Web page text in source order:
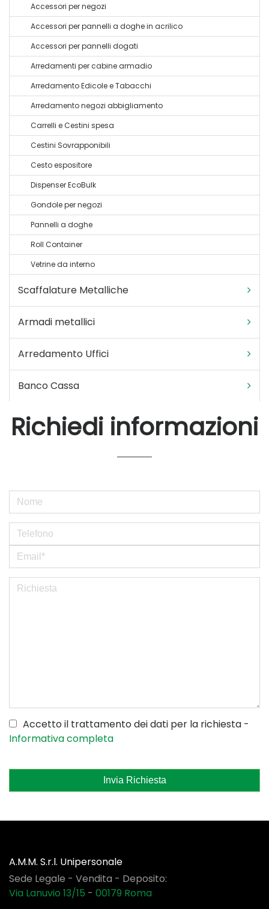
Accessori per negozi
Accessori per pannelli a doghe in acrilico
Accessori per pannelli dogati
Arredamenti per cabine armadio
Arredamento Edicole e Tabacchi
Arredamento negozi abbigliamento
Carrelli e Cestini spesa
Cestini Sovrapponibili
Cesto espositore
Dispenser EcoBulk
Gondole per negozi
Pannelli a doghe
Roll Container
Vetrine da interno
Scaffalature Metalliche
Armadi metallici
Arredamento Uffici
Banco Cassa
Richiedi informazioni
Accetto il trattamento dei dati per la richiesta -
Informativa completa
Invia Richiesta
A.M.M. S.r.l. Unipersonale
Sede Legale - Vendita - Deposito:
Via Lanuvio 13/15 - 00179 Roma